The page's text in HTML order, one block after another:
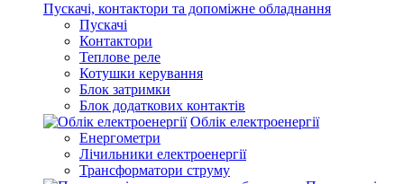
Пускачі, контактори та допоміжне обладнання
Пускачі
Контактори
Теплове реле
Котушки керування
Блок затримки
Блок додаткових контактів
Облік електроенергії
Енергометри
Лічильники електроенергії
Трансформатори струму